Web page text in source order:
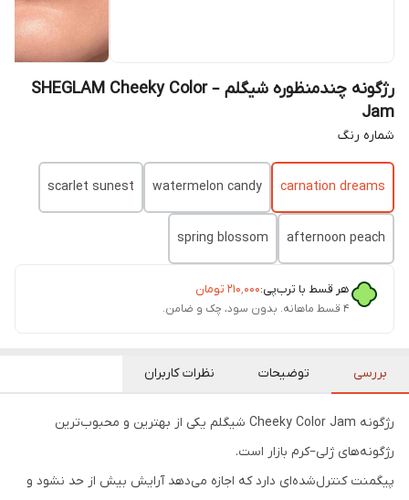
رژگونه چندمنظوره شیگلم – SHEGLAM Cheeky Color
Jam
شماره رنگ
carnation dreams
watermelon candy
scarlet sunest
afternoon peach
spring blossom
هر قسط با ترب‌پی:۲۱۰٬۰۰۰ تومان
۴ قسط ماهانه. بدون سود، چک و ضامن.
بررسی توضیحات نظرات کاربران
رژگونه Cheeky Color Jam شیگلم یکی از بهترین و محبوب‌ترین
رژگونه‌های ژلی–کرم بازار است.
پیگمنت کنترل‌شده‌ای دارد که اجازه می‌دهد آرایش بیش از حد نشود و